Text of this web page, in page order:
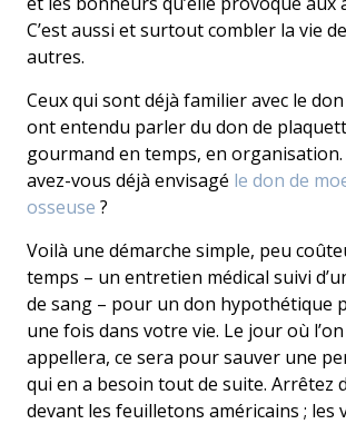
C’est aussi et surtout combler la vie
autres.
Ceux qui sont déjà familier avec le
ont entendu parler du don de
gourmand en temps, en organisation.
avez-vous déjà envisagé le don de
osseuse ?
Voilà une démarche simple, peu
temps – un entretien médical suivi
de sang – pour un don hypothétique
une fois dans votre vie. Le jour où
appellera, ce sera pour sauver une
qui en a besoin tout de suite. Arrêtez
devant les feuilletons américains ; les